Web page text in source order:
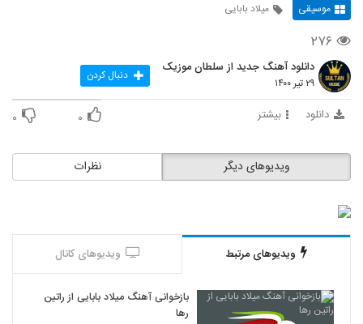
موسیقی میلاد بابایی
۲۷۶
دانلود آهنگ جدید از سلطان موزیک
۲۹ تیر ۱۴۰۰ دنبال کردن
دانلود بیشتر ۰ ۰
نظرات ویدیوهای دیگر
ویدیوهای مرتبط ویدیوهای کانال
بازخوانی آهنگ میلاد بابایی از راتین
رها